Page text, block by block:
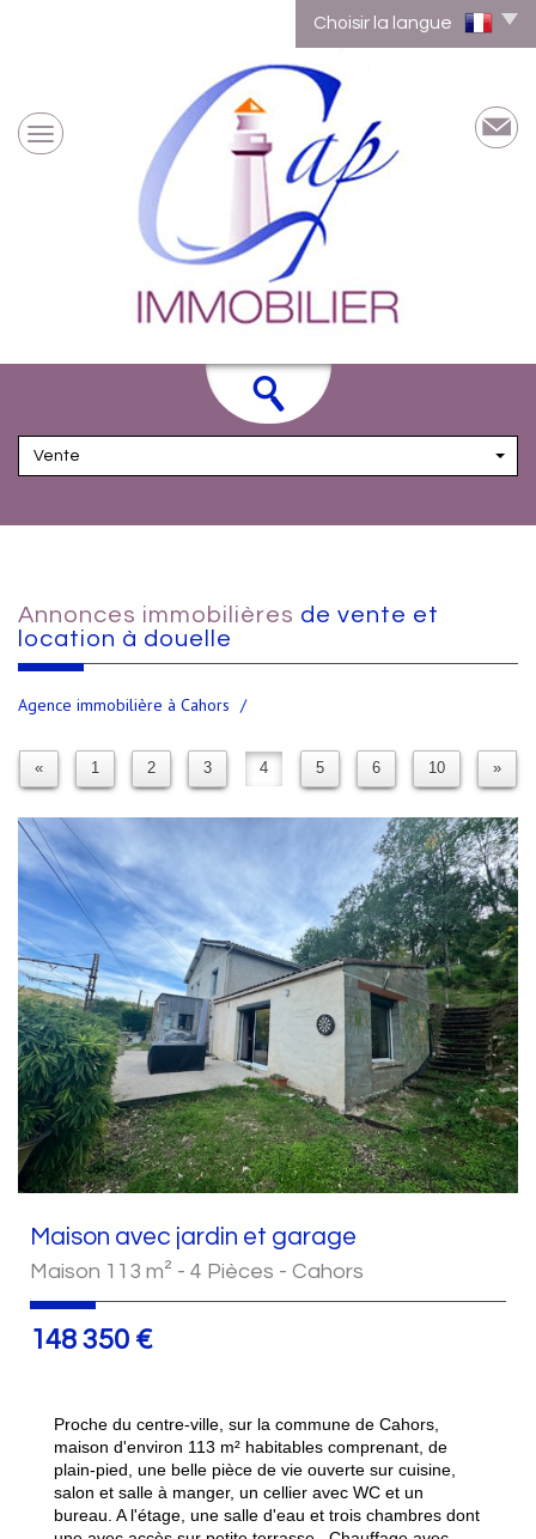
Choisir la langue
Vente
Annonces immobilières de vente et
location à douelle
Agence immobilière à Cahors
« 1 2 3 4 5 6 10 »
Maison avec jardin et garage
Maison 113 m² - 4 Pièces - Cahors
148 350 €
Proche du centre-ville, sur la commune de Cahors,
maison d'environ 113 m² habitables comprenant, de
plain-pied, une belle pièce de vie ouverte sur cuisine,
salon et salle à manger, un cellier avec WC et un
bureau. A l'étage, une salle d'eau et trois chambres dont